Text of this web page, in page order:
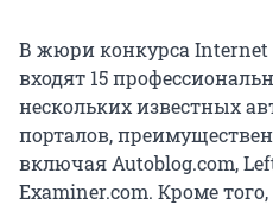
В жюри конкурса Internet
входят 15
нескольких известных
порталов,
включая Autoblog.com,
Examiner.com. Кроме